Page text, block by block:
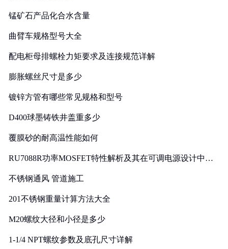
锰矿石产品化合水含量
曲臂车规格型号大全
配电柜母排螺栓力矩要求及连接规范详解
膨胀螺丝尺寸是多少
镀锌方管有哪些常见规格和型号
D400球墨铸铁井盖重多少
覆膜砂的耐高温性能如何
RU7088R功率MOSFET特性解析及其在可调电源设计中的
不锈钢通风 管道施工
201不锈钢重量计算方法大全
M20螺纹大径和小径是多少
1-1/4 NPT螺纹参数及底孔尺寸详解